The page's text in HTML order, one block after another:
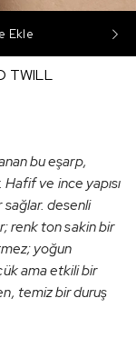
TWILL
bu eşarp,
ve ince yapısı
desenli
renk ton sakin bir
yoğun
ama etkili bir
temiz bir duruş